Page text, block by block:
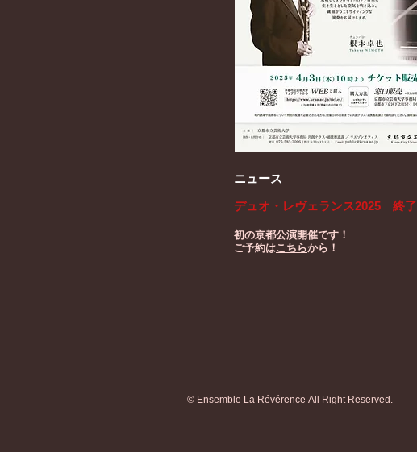
ニュース
デュオ・レヴェランス2025 終了
​初の京都公演開催です！​
ご予約はこちらから！
© Ensemble La Révérence All Right Reserved.